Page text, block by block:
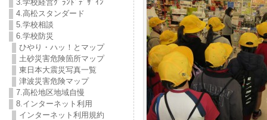
3.学校経営ｸﾞﾗﾝﾄﾞﾃﾞｻﾞｲﾝ
4.高松スタンダード
5.学校相談
6.学校防災
ひやり・ハッ！とマップ
土砂災害危険箇所マップ
東日本大震災写真一覧
津波災害危険マップ
7.高松地区地域自慢
8.インターネット利用
インターネット利用規約